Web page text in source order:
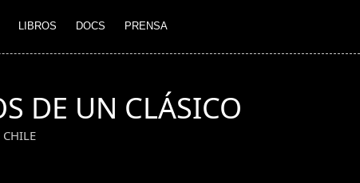
LIBROS DOCS PRENSA
DE UN CLÁSICO
CHILE